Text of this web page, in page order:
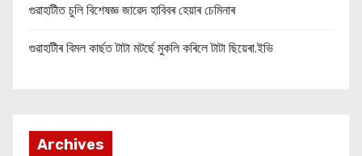
গুৱাহাটীত চুলি বিশেষজ্ঞ জাৱেদ হাবিবৰ হেয়াৰ চেমিনাৰ
গুৱাহাটীৰ বিমল কাৰ্ছত টাটা মটৰ্ছে মুকলি কৰিলে টাটা ছিয়েৰা.ইভি
Archives